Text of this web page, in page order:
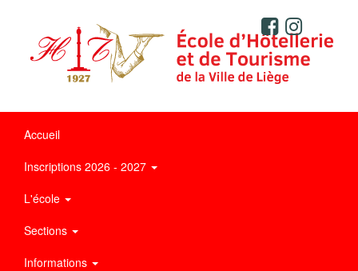
Accueil
Inscriptions 2026 - 2027
L'école
Sections
Informations